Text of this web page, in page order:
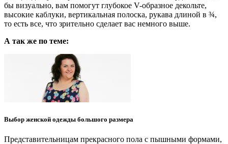
бы визуально, вам помогут глубокое V-образное декольте,
высокие каблуки, вертикальная полоска, рукава длиной в ¾,
то есть все, что зрительно сделает вас немного выше.
А так же по теме:
Выбор женской одежды большого размера
Представительницам прекрасного пола с пышными формами,